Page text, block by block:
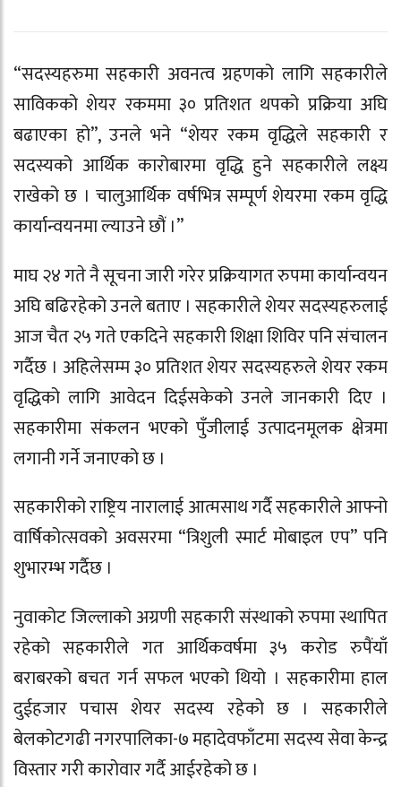
“सदस्यहरुमा सहकारी अवनत्व ग्रहणको लागि सहकारीले
साविकको शेयर रकममा ३० प्रतिशत थपको प्रक्रिया अघि
बढाएका हो”, उनले भने “शेयर रकम वृद्धिले सहकारी र
सदस्यको आर्थिक कारोबारमा वृद्धि हुने सहकारीले लक्ष्य
राखेको छ । चालुआर्थिक वर्षभित्र सम्पूर्ण शेयरमा रकम वृद्धि
कार्यान्वयनमा ल्याउने छौं ।”
माघ २४ गते नै सूचना जारी गरेर प्रक्रियागत रुपमा कार्यान्वयन
अघि बढिरहेको उनले बताए । सहकारीले शेयर सदस्यहरुलाई
आज चैत २५ गते एकदिने सहकारी शिक्षा शिविर पनि संचालन
गर्दैछ । अहिलेसम्म ३० प्रतिशत शेयर सदस्यहरुले शेयर रकम
वृद्धिको लागि आवेदन दिईसकेको उनले जानकारी दिए ।
सहकारीमा संकलन भएको पुँजीलाई उत्पादनमूलक क्षेत्रमा
लगानी गर्ने जनाएको छ ।
सहकारीको राष्ट्रिय नारालाई आत्मसाथ गर्दै सहकारीले आफ्नो
वार्षिकोत्सवको अवसरमा “त्रिशुली स्मार्ट मोबाइल एप” पनि
शुभारम्भ गर्दैछ ।
नुवाकोट जिल्लाको अग्रणी सहकारी संस्थाको रुपमा स्थापित
रहेको सहकारीले गत आर्थिकवर्षमा ३५ करोड रुपैंयाँ
बराबरको बचत गर्न सफल भएको थियो । सहकारीमा हाल
दुईहजार पचास शेयर सदस्य रहेको छ । सहकारीले
बेलकोटगढी नगरपालिका-७ महादेवफाँटमा सदस्य सेवा केन्द्र
विस्तार गरी कारोवार गर्दै आईरहेको छ ।